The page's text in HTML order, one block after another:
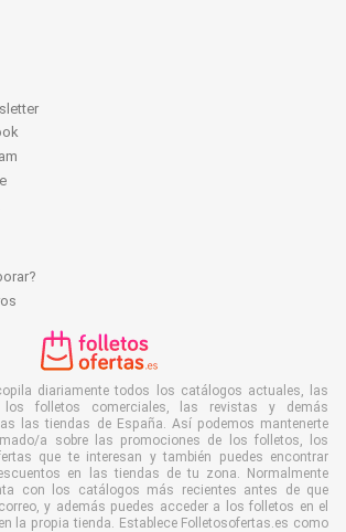
diariamente todos los catálogos actuales, las
los folletos comerciales, las revistas y demás
las tiendas de España. Así podemos mantenerte
a sobre las promociones de los folletos, los
que te interesan y también puedes encontrar
en las tiendas de tu zona. Normalmente
con los catálogos más recientes antes de que
y además puedes acceder a los folletos en el
la propia tienda. Establece Folletosofertas.es como